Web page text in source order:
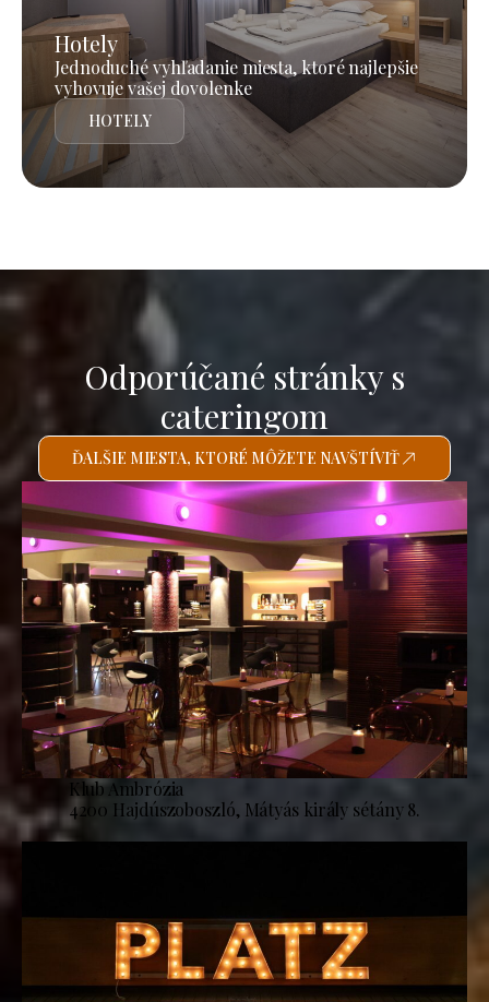
Hotely
Jednoduché vyhľadanie miesta, ktoré najlepšie
vyhovuje vašej dovolenke
HOTELY
Odporúčané stránky s
cateringom
ĎALŠIE MIESTA, KTORÉ MÔŽETE NAVŠTÍVIŤ
Klub Ambrózia
4200 Hajdúszoboszló, Mátyás király sétány 8.